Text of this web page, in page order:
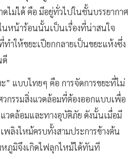
ไม่ได้ คือ มีอยู่ทั่วไปในชั้นบรรยากาศ
หน้าร้อนนั้นเป็นเรื่องที่น่าสนใจ
ำให้ขยะเปียกกลายเป็นขยะแห้งซึ่ง
ดี
” แบบไทยๆ คือ การจัดการขยะที่ไม่
กรรมสิ่งแวดล้อมที่ต้องออกแบบเพื่อ
แวดล้อมและทางอุบัติภัย ดังนั้นเมื่อมี
พลิงไหม้ครบทั้งสามประการข้างต้น
ภูมิจึงเกิดไฟลุกไหม้ได้ทันที